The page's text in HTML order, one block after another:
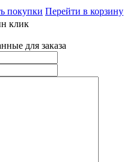
покупки Перейти в корзину
клик
для заказа